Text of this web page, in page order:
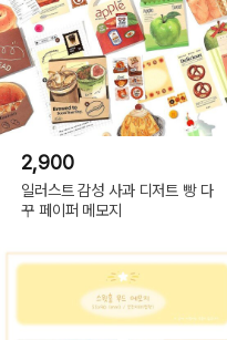
2,900
일러스트 감성 사과 디저트 빵 다
꾸 페이퍼 메모지